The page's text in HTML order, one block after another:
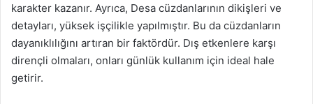
karakter kazanır. Ayrıca, Desa cüzdanlarının dikişleri ve
detayları, yüksek işçilikle yapılmıştır. Bu da cüzdanların
dayanıklılığını artıran bir faktördür. Dış etkenlere karşı
dirençli olmaları, onları günlük kullanım için ideal hale
getirir.